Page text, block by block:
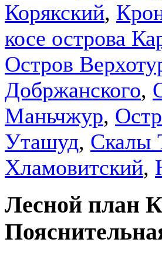
Корякский,
косе острова
Остров
Добржанского,
Маньчжур,
Уташуд, Скалы
Хламовитский,
Лесной план